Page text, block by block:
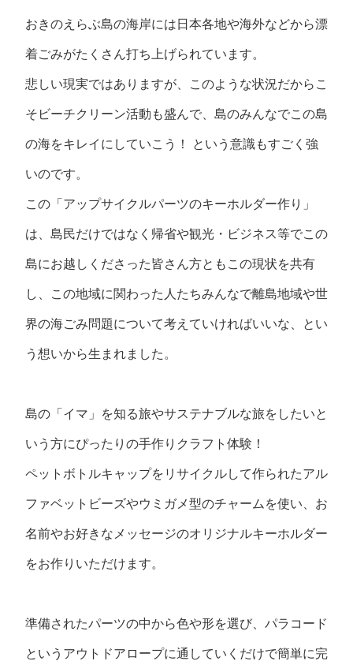
おきのえらぶ島の海岸には日本各地や海外などから漂
着ごみがたくさん打ち上げられています。
悲しい現実ではありますが、このような状況だからこ
そビーチクリーン活動も盛んで、島のみんなでこの島
の海をキレイにしていこう！ という意識もすごく強
いのです。
この「アップサイクルパーツのキーホルダー作り」
は、島民だけではなく帰省や観光・ビジネス等でこの
島にお越しくださった皆さん方ともこの現状を共有
し、この地域に関わった人たちみんなで離島地域や世
界の海ごみ問題について考えていければいいな、とい
う想いから生まれました。
島の「イマ」を知る旅やサステナブルな旅をしたいと
いう方にぴったりの手作りクラフト体験！
ペットボトルキャップをリサイクルして作られたアル
ファベットビーズやウミガメ型のチャームを使い、お
名前やお好きなメッセージのオリジナルキーホルダー
をお作りいただけます。
準備されたパーツの中から色や形を選び、パラコード
というアウトドアロープに通していくだけで簡単に完